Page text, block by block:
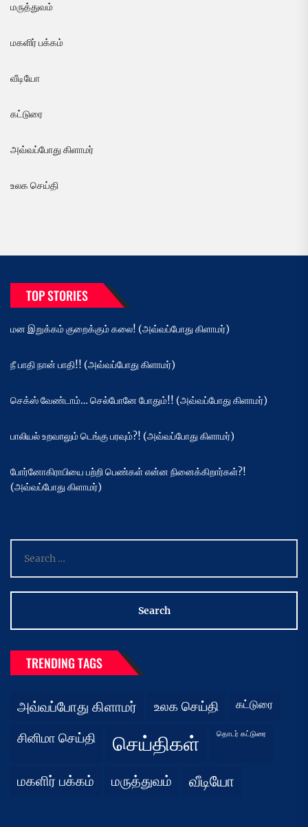
மருத்துவம்
மகளிர் பக்கம்
வீடியோ
கட்டுரை
அவ்வப்போது கிளாமர்
உலக செய்தி
TOP STORIES
மன இறுக்கம் குறைக்கும் கலை! (அவ்வப்போது கிளாமர்)
நீ பாதி நான் பாதி!! (அவ்வப்போது கிளாமர்)
செக்ஸ் வேண்டாம்… செல்போனே போதும்!! (அவ்வப்போது கிளாமர்)
பாலியல் உறவாலும் டெங்கு பரவும்?! (அவ்வப்போது கிளாமர்)
போர்னோகிராபியை பற்றி பெண்கள் என்ன நினைக்கிறார்கள்?!
(அவ்வப்போது கிளாமர்)
for:
TRENDING TAGS
அவ்வப்போது கிளாமர் உலக செய்தி கட்டுரை
சினிமா செய்தி செய்திகள் தொடர் கட்டுரை
மகளிர் பக்கம் மருத்துவம் வீடியோ